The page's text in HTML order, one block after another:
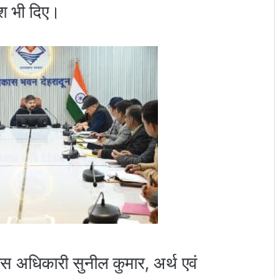
भी दिए।
अधिकारी सुनील कुमार, अर्थ एवं